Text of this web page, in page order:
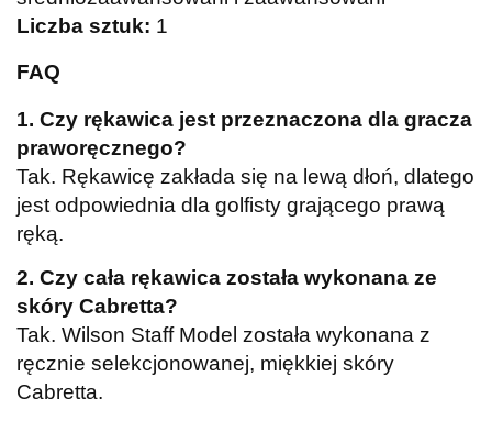
Liczba sztuk: 1
FAQ
1. Czy rękawica jest przeznaczona dla gracza
praworęcznego?
Tak. Rękawicę zakłada się na lewą dłoń, dlatego
jest odpowiednia dla golfisty grającego prawą
ręką.
2. Czy cała rękawica została wykonana ze
skóry Cabretta?
Tak. Wilson Staff Model została wykonana z
ręcznie selekcjonowanej, miękkiej skóry
Cabretta.